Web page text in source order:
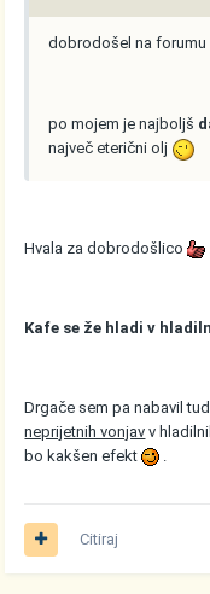
dobrodošel na forumu
po mojem je najboljš
največ eterični olj
Hvala za dobrodošlico
Kafe se že hladi v
Drgače sem pa nabavil
neprijetnih vonjav v
bo kakšen efekt
Citiraj